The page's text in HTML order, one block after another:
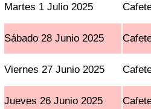
Martes 1 Julio 2025
Sábado 28 Junio 2025
Viernes 27 Junio 2025
Jueves 26 Junio 2025